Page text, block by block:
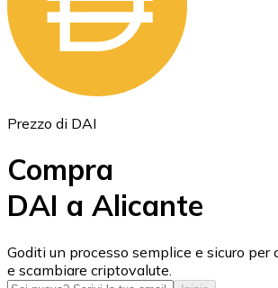
ETH
USD Coin
USDC
Prezzo di DAI
Compra
DAI a Alicante
Goditi un processo semplice e sicuro per
e scambiare criptovalute.